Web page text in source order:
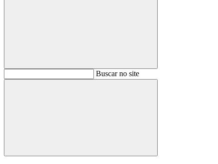
BuscarBuscar no site
Buscar